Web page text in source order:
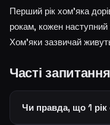
Перший рік хом'яка
рокам, кожен
Хом'яки зазвичай
Часті запитання
Чи правда, що 1